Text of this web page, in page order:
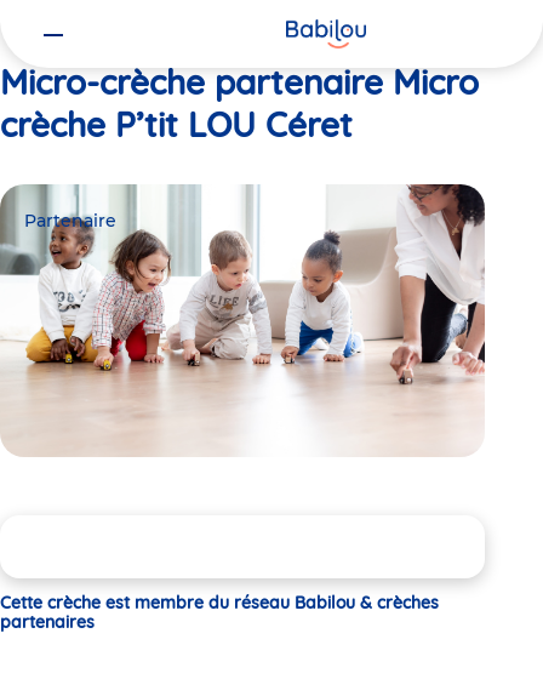
Micro-crèche partenaire Micro
crèche P’tit LOU Céret
Partenaire
Cette crèche est membre du réseau Babilou & crèches
partenaires